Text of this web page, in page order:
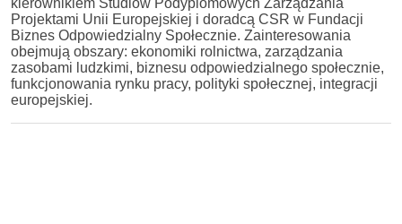
kierownikiem Studiów Podyplomowych Zarządzania
Projektami Unii Europejskiej i doradcą CSR w Fundacji
Biznes Odpowiedzialny Społecznie. Zainteresowania
obejmują obszary: ekonomiki rolnictwa, zarządzania
zasobami ludzkimi, biznesu odpowiedzialnego społecznie,
funkcjonowania rynku pracy, polityki społecznej, integracji
europejskiej.